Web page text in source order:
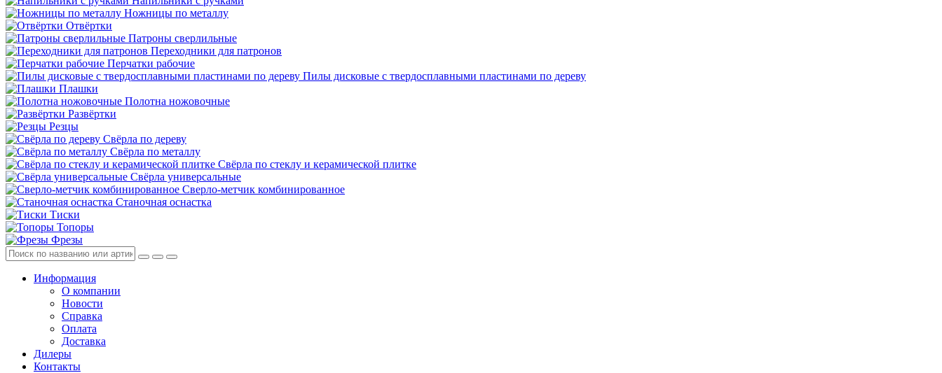
Ножницы по металлу
Отвёртки
Патроны сверлильные
Переходники для патронов
Перчатки рабочие
Пилы дисковые с твердосплавными пластинами по дереву
Плашки
Полотна ножовочные
Развёртки
Резцы
Свёрла по дереву
Свёрла по металлу
Свёрла по стеклу и керамической плитке
Свёрла универсальные
Сверло-метчик комбинированное
Станочная оснастка
Тиски
Топоры
Фрезы
Информация
О компании
Новости
Справка
Оплата
Доставка
Дилеры
Контакты